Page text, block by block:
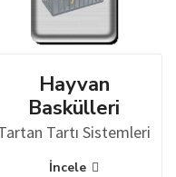
Hayvan
Baskülleri
Tartı Sistemleri
İncele